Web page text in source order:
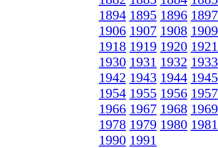
1894 1895 1896 1897
1906 1907 1908 1909
1918 1919 1920 1921
1930 1931 1932 1933
1942 1943 1944 1945
1954 1955 1956 1957
1966 1967 1968 1969
1978 1979 1980 1981
1990 1991